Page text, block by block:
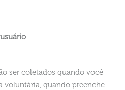
ser coletados quando você
voluntária, quando preenche